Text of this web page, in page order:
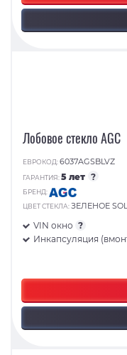
Лобовое стекло AGC
ЕВРОКОД:6037AGSBLVZ
ГАРАНТИЯ:5 лет ?
БРЕНД:
ЦВЕТ СТЕКЛА:ЗЕЛЕНОЕ
VIN окно ?
Инкапсуляция